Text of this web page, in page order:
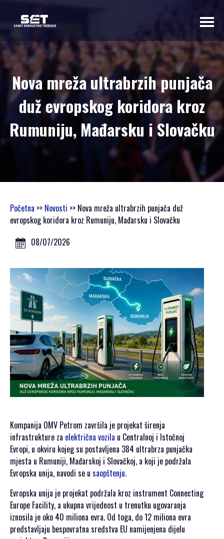
O NAMA
UVODNA RIJEČ
ORGANIZATORA
PROGRAMSKI
ODBOR
OSNOVNI
SAMIT 2022
SAMIT 2020
GALERIJA 2023
GALERIJA 2022
GALERIJA 2021
GALERIJA 2020
PROGRAM
OPŠTE
INFORMACIJE
KAKO SE
REGISTROVATI
KAKO DOĆI
SMJEŠTAJ
AKREDITACIJA
VIZUALI ZA
ŠTAMPU
SPONZORSTVO
POKROVITELJI I
SPONZORI SET
2026
POKROVITELJI I
SPONZORI SET
Nova mreža ultrabrzih punjača
duž evropskog koridora kroz
Rumuniju, Mađarsku i Slovačku
Početna >> Novosti >> Nova mreža ultrabrzih punjača duž
evropskog koridora kroz Rumuniju, Mađarsku i Slovačku
08/07/2026
Kompanija OMV Petrom završila je projekat širenja
infrastrukture za električna vozila u Centralnoj i Istočnoj
Evropi, u okviru kojeg su postavljena 384 ultrabrza punjačka
mjesta u Rumuniji, Mađarskoj i Slovačkoj, a koji je podržala
Evropska unija, navodi se u saopštenju.
Evropska unija je projekat podržala kroz instrument Connecting
Europe Facility, a ukupna vrijednost u trenutku ugovaranja
iznosila je oko 40 miliona evra. Od toga, do 12 miliona evra
predstavljaju bespovratna sredstva EU namijenjena dijelu